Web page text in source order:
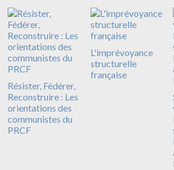
Résister, Fédérer,
Reconstruire : Les
orientations des
communistes du
PRCF
L'imprévoyance
structurelle
française